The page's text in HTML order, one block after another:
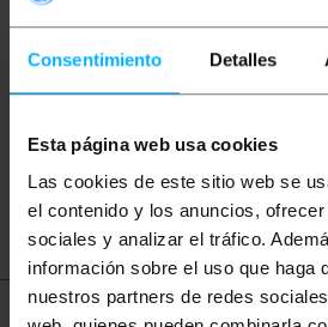
Consentimiento Detalles
Esta página web usa cookies
Las cookies de este sitio web se
el contenido y los anuncios,
sociales y analizar el tráfico.
información sobre el uso que haga
nuestros partners de redes
USB usb 2.0
Convertitore USB
USB 3.0